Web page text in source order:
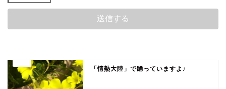
「情熱大陸」で踊っていますよ♪